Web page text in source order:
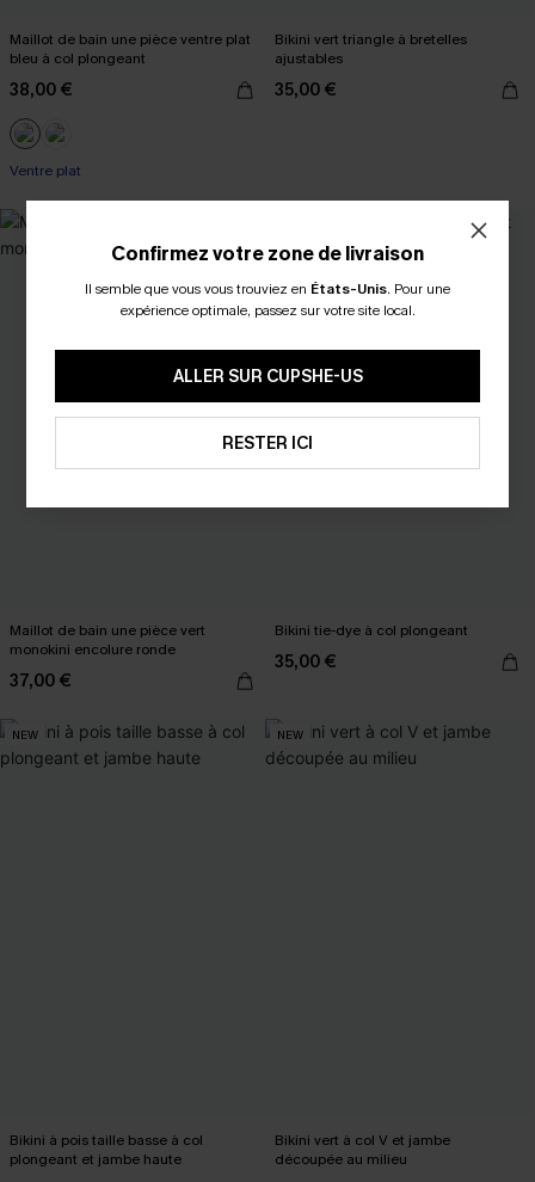
Maillot de bain une pièce ventre plat
bleu à col plongeant
38,00 €
Ventre plat
Bikini vert triangle à bretelles
ajustables
35,00 €
Maillot de bain une pièce vert
monokini encolure ronde
37,00 €
Bikini tie-dye à col plongeant
35,00 €
NEW
Bikini à pois taille basse à col
plongeant et jambe haute
NEW
Bikini vert à col V et jambe
découpée au milieu
Confirmez votre zone de livraison
Il semble que vous vous trouviez en États-Unis. Pour une
expérience optimale, passez sur votre site local.
ALLER SUR CUPSHE-US
RESTER ICI